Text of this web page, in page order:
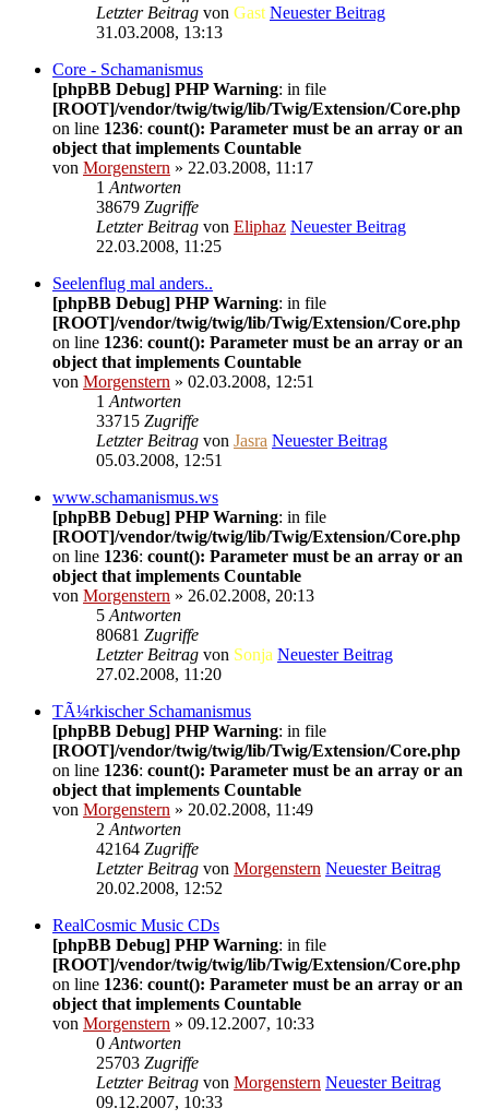
Letzter Beitrag von Gast Neuester Beitrag
31.03.2008, 13:13
Core - Schamanismus
[phpBB Debug] PHP Warning: in file
[ROOT]/vendor/twig/twig/lib/Twig/Extension/Core.php
on line 1236: count(): Parameter must be an array or an
object that implements Countable
von Morgenstern » 22.03.2008, 11:17
1 Antworten
38679 Zugriffe
Letzter Beitrag von Eliphaz Neuester Beitrag
22.03.2008, 11:25
Seelenflug mal anders..
[phpBB Debug] PHP Warning: in file
[ROOT]/vendor/twig/twig/lib/Twig/Extension/Core.php
on line 1236: count(): Parameter must be an array or an
object that implements Countable
von Morgenstern » 02.03.2008, 12:51
1 Antworten
33715 Zugriffe
Letzter Beitrag von Jasra Neuester Beitrag
05.03.2008, 12:51
www.schamanismus.ws
[phpBB Debug] PHP Warning: in file
[ROOT]/vendor/twig/twig/lib/Twig/Extension/Core.php
on line 1236: count(): Parameter must be an array or an
object that implements Countable
von Morgenstern » 26.02.2008, 20:13
5 Antworten
80681 Zugriffe
Letzter Beitrag von Sonja Neuester Beitrag
27.02.2008, 11:20
TÃ¼rkischer Schamanismus
[phpBB Debug] PHP Warning: in file
[ROOT]/vendor/twig/twig/lib/Twig/Extension/Core.php
on line 1236: count(): Parameter must be an array or an
object that implements Countable
von Morgenstern » 20.02.2008, 11:49
2 Antworten
42164 Zugriffe
Letzter Beitrag von Morgenstern Neuester Beitrag
20.02.2008, 12:52
RealCosmic Music CDs
[phpBB Debug] PHP Warning: in file
[ROOT]/vendor/twig/twig/lib/Twig/Extension/Core.php
on line 1236: count(): Parameter must be an array or an
object that implements Countable
von Morgenstern » 09.12.2007, 10:33
0 Antworten
25703 Zugriffe
Letzter Beitrag von Morgenstern Neuester Beitrag
09.12.2007, 10:33